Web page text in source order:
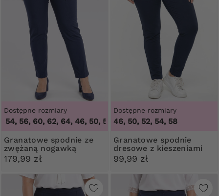
Dostępne rozmiary
56, 60, 62, 64 ,46, 50, 52, 54, 56, 60, 62, 64
Granatowe spodnie ze
zwężaną nogawką
179,99 zł
Dostępne rozmiary
46, 50, 52, 54, 58
Granatowe spodnie
dresowe z kieszeniami
99,99 zł